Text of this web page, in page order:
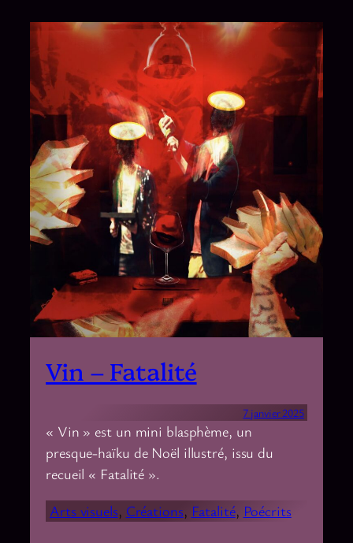
Vin – Fatalité
7 janvier 2025
« Vin » est un mini blasphème, un
presque-haïku de Noël illustré, issu du
recueil « Fatalité ».
Arts visuels, Créations, Fatalité, Poécrits